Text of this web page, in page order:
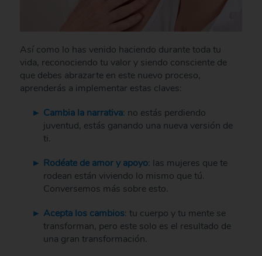
Así como lo has venido haciendo durante toda tu
vida, reconociendo tu valor y siendo consciente de
que debes abrazarte en este nuevo proceso,
aprenderás a implementar estas claves:
Cambia la narrativa: no estás perdiendo
juventud, estás ganando una nueva versión de
ti.
Rodéate de amor y apoyo: las mujeres que te
rodean están viviendo lo mismo que tú.
Conversemos más sobre esto.
Acepta los cambios: tu cuerpo y tu mente se
transforman, pero este solo es el resultado de
una gran transformación.